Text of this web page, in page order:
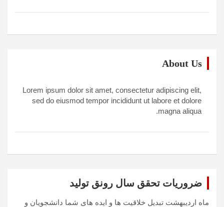
About Us
Lorem ipsum dolor sit amet, consectetur adipiscing elit,
sed do eiusmod tempor incididunt ut labore et dolore
magna aliqua.
ضروریات تحقق سال رونق تولید
ماه اردیبهشت تبدیل خلاقیت ها و ایده های شما دانشجویان و